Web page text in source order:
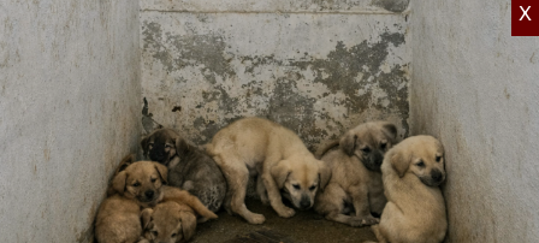
Home » Onze Impact » Noodhulp
Ezels op Bonaire
X